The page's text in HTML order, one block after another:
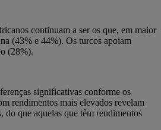
continuam a ser os que, em maior
(43% e 44%). Os turcos apoiam
(28%).
significativas conforme os
rendimentos mais elevados revelam
do que aquelas que têm rendimentos